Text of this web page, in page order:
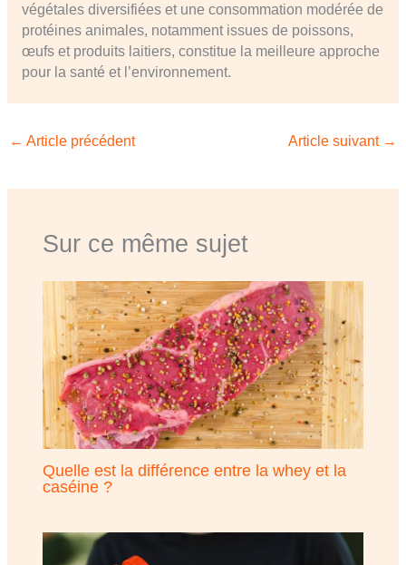
végétales diversifiées et une consommation modérée de
protéines animales, notamment issues de poissons,
œufs et produits laitiers, constitue la meilleure approche
pour la santé et l’environnement.
← Article précédent Article suivant →
Sur ce même sujet
Quelle est la différence entre la whey et la
caséine ?